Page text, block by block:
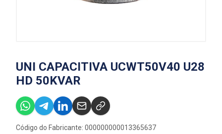
UNI CAPACITIVA UCWT50V40 U28
HD 50KVAR
Código do Fabricante: 000000000013365637